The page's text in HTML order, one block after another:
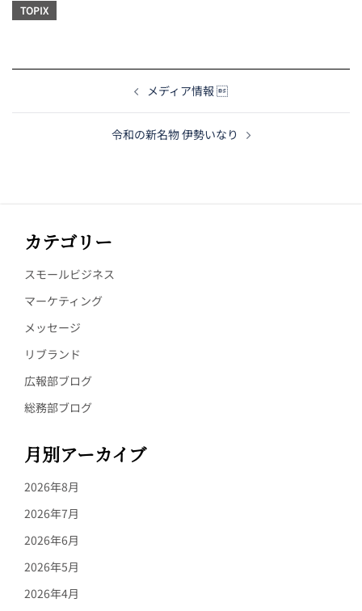
TOPIX
メディア情報 
令和の新名物 伊勢いなり
カテゴリー
スモールビジネス
マーケティング
メッセージ
リブランド
広報部ブログ
総務部ブログ
月別アーカイブ
2026年8月
2026年7月
2026年6月
2026年5月
2026年4月